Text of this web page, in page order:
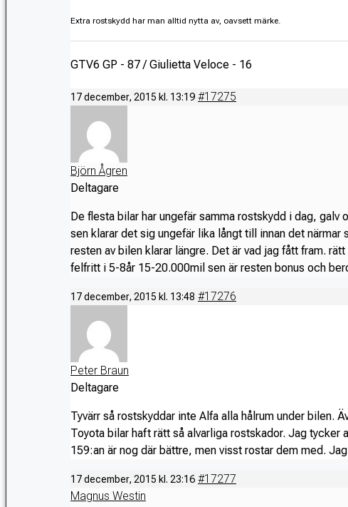
Extra rostskydd har man alltid nytta av, oavsett märke.
GTV6 GP - 87 / Giulietta Veloce - 16
17 december, 2015 kl. 13:19 #17275
Björn Ågren
Deltagare
De flesta bilar har ungefär samma rostskydd i dag,
sen klarar det sig ungefär lika långt till innan det
resten av bilen klarar längre. Det är vad jag fått fram.
felfritt i 5-8år 15-20.000mil sen är resten bonus och
17 december, 2015 kl. 13:48 #17276
Peter Braun
Deltagare
Tyvärr så rostskyddar inte Alfa alla hålrum under bilen.
Toyota bilar haft rätt så alvarliga rostskador. Jag
159:an är nog där bättre, men visst rostar dem med.
17 december, 2015 kl. 23:16 #17277
Magnus Westin